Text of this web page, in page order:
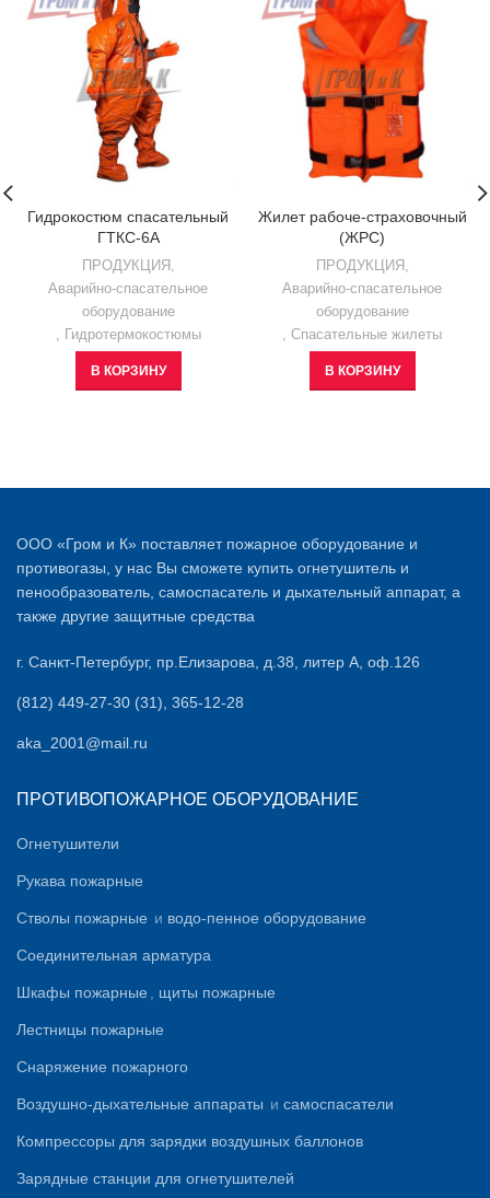
Гидрокостюм спасательный
ГТКС-6А
ПРОДУКЦИЯ ,
Аварийно-спасательное
оборудование
, Гидротермокостюмы
В КОРЗИНУ
Жилет рабоче-страховочный
(ЖРС)
ПРОДУКЦИЯ ,
Аварийно-спасательное
оборудование
, Спасательные жилеты
В КОРЗИНУ
ООО «Гром и К» поставляет пожарное оборудование и
противогазы, у нас Вы сможете купить огнетушитель и
пенообразователь, самоспасатель и дыхательный аппарат, а
также другие защитные средства
г. Санкт-Петербург, пр.Елизарова, д.38, литер А, оф.126
(812) 449-27-30 (31), 365-12-28
aka_2001@mail.ru
ПРОТИВОПОЖАРНОЕ ОБОРУДОВАНИЕ
Огнетушители
Рукава пожарные
Стволы пожарные и водо-пенное оборудование
Соединительная арматура
Шкафы пожарные щиты пожарные
Лестницы пожарные
Снаряжение пожарного
Воздушно-дыхательные аппараты и самоспасатели
Компрессоры для зарядки воздушных баллонов
Зарядные станции для огнетушителей